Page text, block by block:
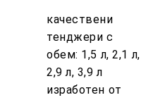
качествени
тенджери с
обем: 1,5 л, 2,1 л,
2,9 л, 3,9 л
изработен от